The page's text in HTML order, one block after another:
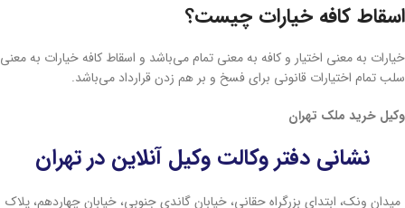
اسقاط کافه خیارات چیست؟
خیارات به معنی اختیار و کافه به معنی تمام می‌باشد و اسقاط کافه خیارات به معنی
سلب تمام اختیارات قانونی برای فسخ و بر هم زدن قرارداد می‌باشد.
وکیل خرید ملک تهران
نشانی دفتر وکالت وکیل آنلاین در تهران
میدان ونک، ابتدای بزرگراه حقانی، خیابان گاندی جنوبی، خیابان چهاردهم، پلاک